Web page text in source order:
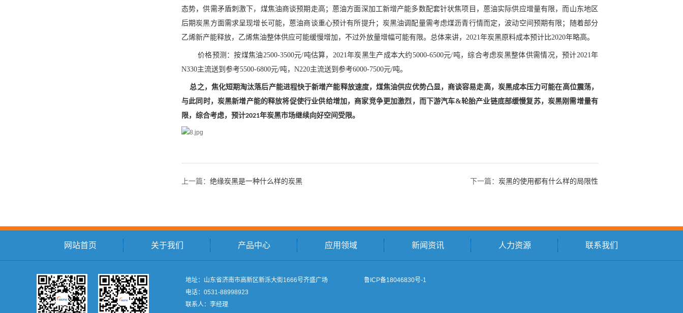
态势，供需矛盾刺激下，煤焦油商谈预期走高；蒽油方面深加工新增产能多数配套针状焦项目，蒽油实际供应增量有限，而山东地区
后期炭黑方面需求呈现增长可能，蒽油商谈重心预计有所提升；炭黑油调配量需考虑煤沥青行情而定，波动空间预期有限；随着部分
乙烯新产能释放，乙烯焦油整体供应可能缓慢增加，不过外放量增幅可能有限。总体来讲，2021年炭黑原料成本预计比2020年略高。
价格预测：按煤焦油2500-3500元/吨估算，2021年炭黑生产成本大约5000-6500元/吨，综合考虑炭黑整体供需情况，预计2021年
N330主流送到参考5500-6800元/吨，N220主流送到参考6000-7500元/吨。
总之，焦化短期淘汰落后产能进程快于新增产能释放速度，煤焦油供应优势凸显，商谈容易走高，炭黑成本压力可能在高位震荡，
与此同时，炭黑新增产能的释放将促使行业供给增加，商家竞争更加激烈，而下游汽车&轮胎产业链底部缓慢复苏，炭黑刚需增量有
限，综合考虑，预计2021年炭黑市场继续向好空间受限。
上一篇： 绝缘炭黑是一种什么样的炭黑 下一篇： 炭黑的使用都有什么样的局限性
网站首页 关于我们 产品中心 应用领域 新闻资讯 人力资源 联系我们
地址：山东省济南市高新区新泺大街1666号齐盛广场
电话：0531-88998923
联系人：李经理
鲁ICP备18046830号-1